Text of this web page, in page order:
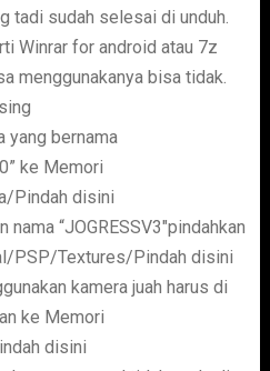
tadi sudah selesai di unduh.
Winrar for android atau 7z
menggunakanya bisa tidak.
yang bernama
ke Memori
Pindah disini
“JOGRESSV3″pindahkan
PSP/Textures/Pindah disini
kamera juah harus di
ke Memori
disini